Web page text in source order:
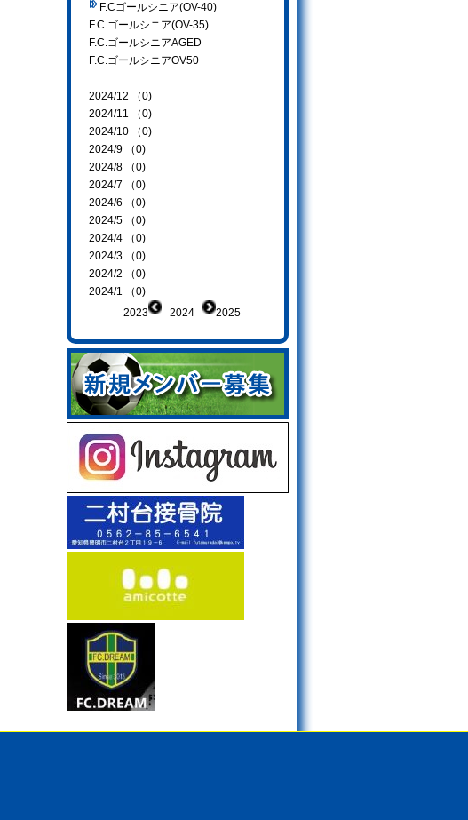
F.Cゴールシニア(OV-40)
F.C.ゴールシニア(OV-35)
F.C.ゴールシニアAGED
F.C.ゴールシニアOV50
2024/12 （0)
2024/11 （0)
2024/10 （0)
2024/9 （0)
2024/8 （0)
2024/7 （0)
2024/6 （0)
2024/5 （0)
2024/4 （0)
2024/3 （0)
2024/2 （0)
2024/1 （0)
2023
2024 2025